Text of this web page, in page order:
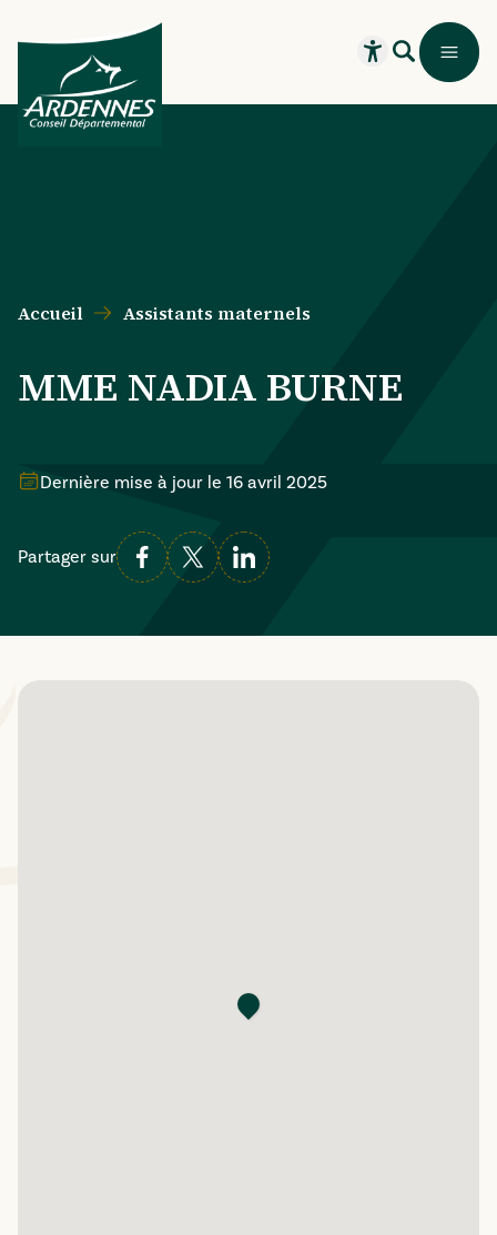
Recherche
Ouvrir leMenu
Accueil Assistants maternels
MME NADIA BURNE
Dernière mise à jour le 16 avril 2025
Partager sur